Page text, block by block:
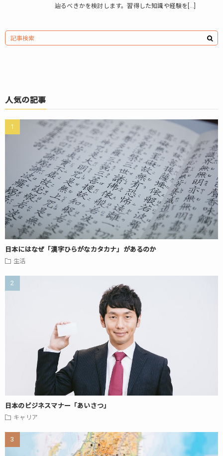
辿るべきかを検討します。習得した知識や経験を[…]
人気の記事
日本にはなぜ「漢字ひらがなカタカナ」があるのか
生活
日本のビジネスマナー「あいさつ」
キャリア